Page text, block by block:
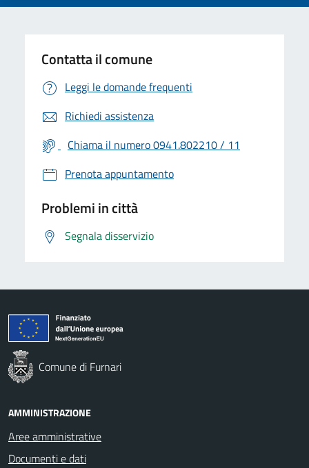
Contatta il comune
Leggi le domande frequenti
Richiedi assistenza
Chiama il numero 0941.802210 / 11
Prenota appuntamento
Problemi in città
Segnala disservizio
Comune di Furnari
AMMINISTRAZIONE
Aree amministrative
Documenti e dati